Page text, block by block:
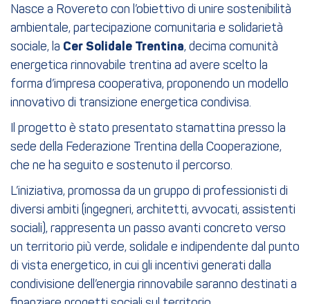
Nasce a Rovereto con l’obiettivo di unire sostenibilità
ambientale, partecipazione comunitaria e solidarietà
sociale, la Cer Solidale Trentina, decima comunità
energetica rinnovabile trentina ad avere scelto la
forma d’impresa cooperativa, proponendo un modello
innovativo di transizione energetica condivisa.
Il progetto è stato presentato stamattina presso la
sede della Federazione Trentina della Cooperazione,
che ne ha seguito e sostenuto il percorso.
L’iniziativa, promossa da un gruppo di professionisti di
diversi ambiti (ingegneri, architetti, avvocati, assistenti
sociali), rappresenta un passo avanti concreto verso
un territorio più verde, solidale e indipendente dal punto
di vista energetico, in cui gli incentivi generati dalla
condivisione dell’energia rinnovabile saranno destinati a